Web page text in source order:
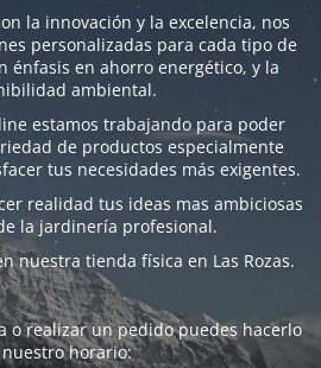
la innovación y la excelencia, nos
personalizadas para cada tipo de
énfasis en ahorro energético, y la
ambiental.
estamos trabajando para poder
de productos especialmente
tus necesidades más exigentes.
realidad tus ideas mas ambiciosas
la jardinería profesional.
nuestra tienda física en Las Rozas.
o realizar un pedido puedes hacerlo
horario: